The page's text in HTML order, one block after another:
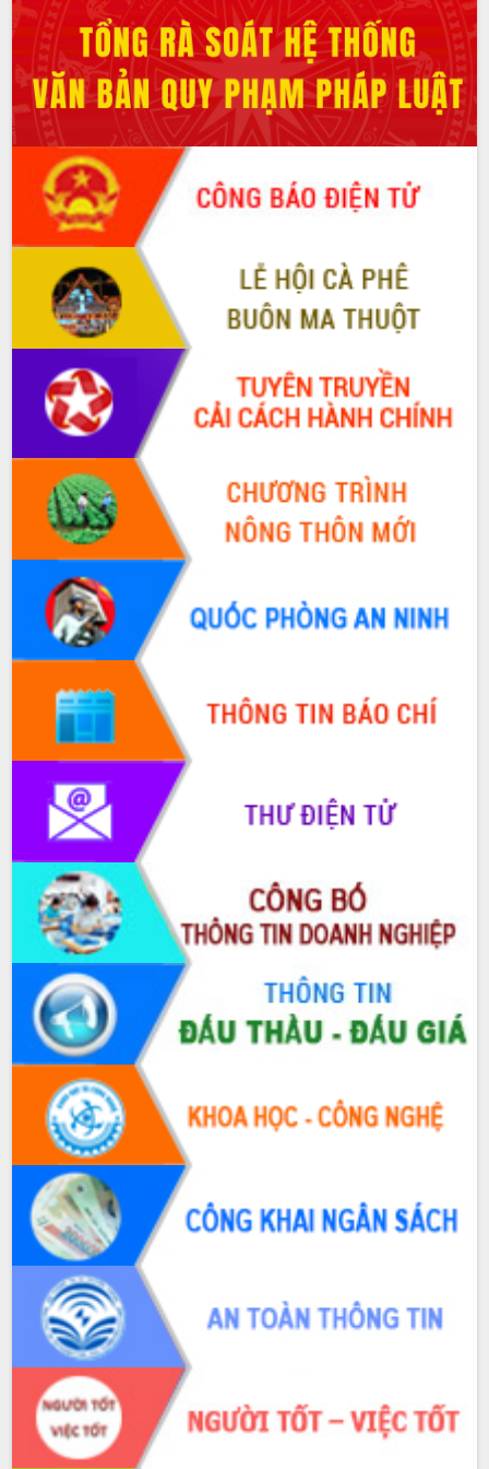
Xây dựng nông thôn mới: Nâng cao đời
sống người dân từ những mô hình thiết
thực
Quyết liệt tháo gỡ vướng mắc, đẩy
nhanh tiến độ các dự án trọng điểm
trong Khu kinh tế Nam Phú Yên
Hòn Yến phát triển du lịch gắn với bảo
tồn biển
Lấy ý kiến điều chỉnh Quy hoạch tỉnh
Đắk Lắk thời kỳ 2021-2030, tầm nhìn
đến năm 2050
Phát động chiến dịch 30 ngày đêm
giải phóng mặt bằng Tuyến đường bộ
ven biển
Đắk Lắk nỗ lực thúc đẩy tăng trưởng
kinh tế từ 10% trở lên trong Quý
II/2026
Đắk Lắk ký kết thỏa thuận hợp tác về
chuyển đổi số giai đoạn 2026 – 2030
với Tập đoàn Bưu chính Viễn thông
Việt Nam
Thứ trưởng Bộ Y tế làm việc với tỉnh
Đắk Lắk về phát triển nhân lực y tế
cho trạm y tế cấp xã
Du lịch Đắk Lắk nâng tầm trải nghiệm
du khách thông qua Hệ thống cơ sở dữ
liệu và Bản đồ số
Tập huấn ứng dụng trí tuệ nhân tạo (AI)
trong thương mại điện tử năm 2026
Đoàn đại biểu Quốc hội tỉnh Đắk Lắk
trao đổi thông tin trước Kỳ họp thứ
nhất, Quốc hội khóa XVI
Quyết liệt cải cách hành chính, khơi
thông nguồn lực phát triển
Nâng cao hiệu lực, hiệu quả HĐND
tỉnh thông qua hiện đại hóa hành chính
Xã Ea Phê gắn cải cách hành chính với
chuyển đổi số
Phó Chủ tịch Thường trực UBND tỉnh
Hồ Thị Nguyên Thảo làm việc tại Trung
tâm Phục vụ hành chính công xã Ea
Xây dựng nền hành chính số đồng
hành cùng nông dân dân, doanh nghiệp
Giai đoạn 2026-2030, Đắk Lắk phấn
đấu có 77% xã đạt chuẩn nông thôn
Chuyển đổi số 'mở đường' cho nông
nghiệp Đắk Lắk tăng trưởng bứt phá
Triển khai đồng bộ đo đạc, lập hồ sơ
địa chính, hoàn thiện cơ sở dữ liệu đất
đai
Ứng dụng sinh trắc học - Bước tiến
trong hành trình chuyển đổi số tại Đắk
Đắk Lắk nâng cao hiệu quả công tác
Đảng từ Sổ tay đảng viên điện tử
Đắk Lắk đẩy mạnh nuôi biển công
nghệ, hướng tới phát triển thủy sản
bền vững
Tập huấn nâng cao năng lực triển khai
chuyển đổi số cho cán bộ, công chức